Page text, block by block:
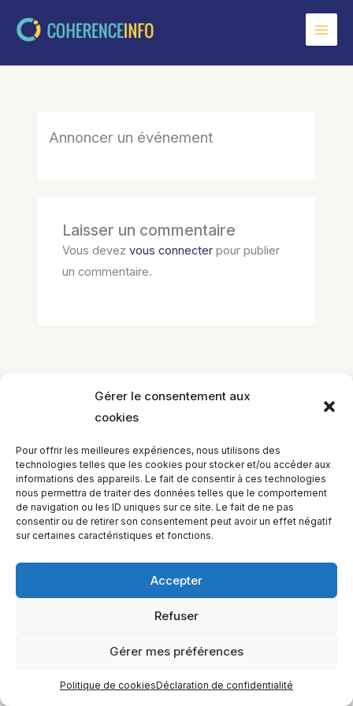
Gérer le consentement aux
cookies
Pour offrir les meilleures expériences, nous utilisons des
technologies telles que les cookies pour stocker et/ou accéder aux
informations des appareils. Le fait de consentir à ces technologies
nous permettra de traiter des données telles que le comportement
de navigation ou les ID uniques sur ce site. Le fait de ne pas
consentir ou de retirer son consentement peut avoir un effet négatif
sur certaines caractéristiques et fonctions.
Accepter
Refuser
Gérer mes préférences
Politique de cookiesDéclaration de confidentialité
Annoncer un événement
Laisser un commentaire
Vous devezvous connecter pour publier
un commentaire.
H1Y 2J9 Canada